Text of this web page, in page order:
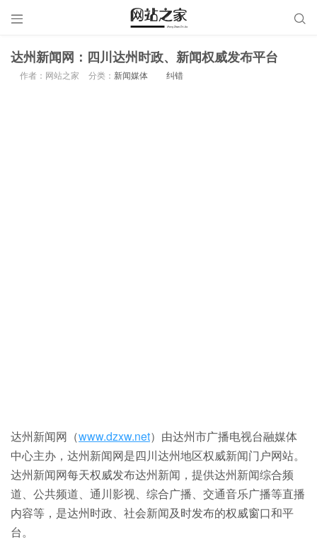
 
达州新闻网：四川达州时政、新闻权威发布平台
作者：网站之家 分类： 新闻媒体 纠错
达州新闻网（www.dzxw.net）由达州市广播电视台融媒体
中心主办，达州新闻网是四川达州地区权威新闻门户网站。
达州新闻网每天权威发布达州新闻，提供达州新闻综合频
道、公共频道、通川影视、综合广播、交通音乐广播等直播
内容等，是达州时政、社会新闻及时发布的权威窗口和平
台。